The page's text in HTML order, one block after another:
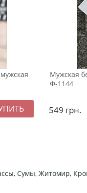
Мужская
Ф-1144
549 грн.
Сумы, Житомир,